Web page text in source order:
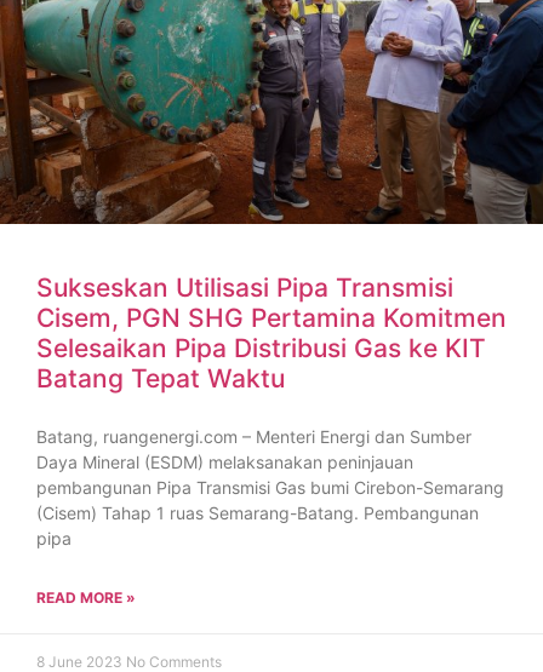
Sukseskan Utilisasi Pipa Transmisi
Cisem, PGN SHG Pertamina Komitmen
Selesaikan Pipa Distribusi Gas ke KIT
Batang Tepat Waktu
Batang, ruangenergi.com – Menteri Energi dan Sumber
Daya Mineral (ESDM) melaksanakan peninjauan
pembangunan Pipa Transmisi Gas bumi Cirebon-Semarang
(Cisem) Tahap 1 ruas Semarang-Batang. Pembangunan
pipa
READ MORE »
8 June 2023 No Comments